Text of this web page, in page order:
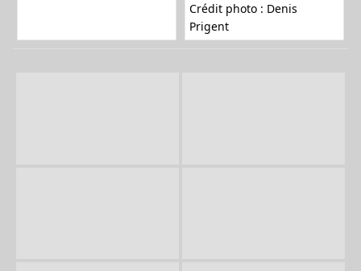
Crédit photo : Denis
Prigent